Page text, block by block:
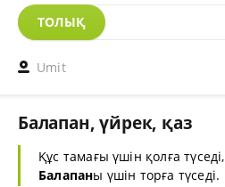
ТОЛЫҚ
Umit
Балапан, үйрек, қаз
Құс тамағы үшін қолға түседі,
Балапаны үшін торға түседі.